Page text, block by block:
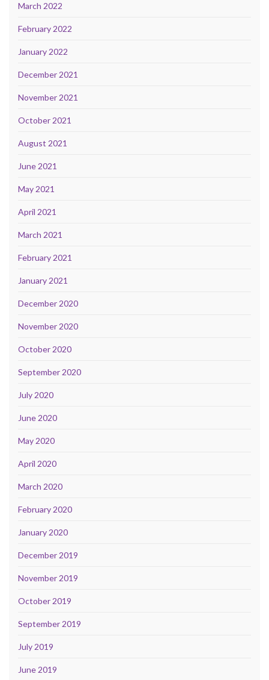
March 2022
February 2022
January 2022
December 2021
November 2021
October 2021
August 2021
June 2021
May 2021
April 2021
March 2021
February 2021
January 2021
December 2020
November 2020
October 2020
September 2020
July 2020
June 2020
May 2020
April 2020
March 2020
February 2020
January 2020
December 2019
November 2019
October 2019
September 2019
July 2019
June 2019